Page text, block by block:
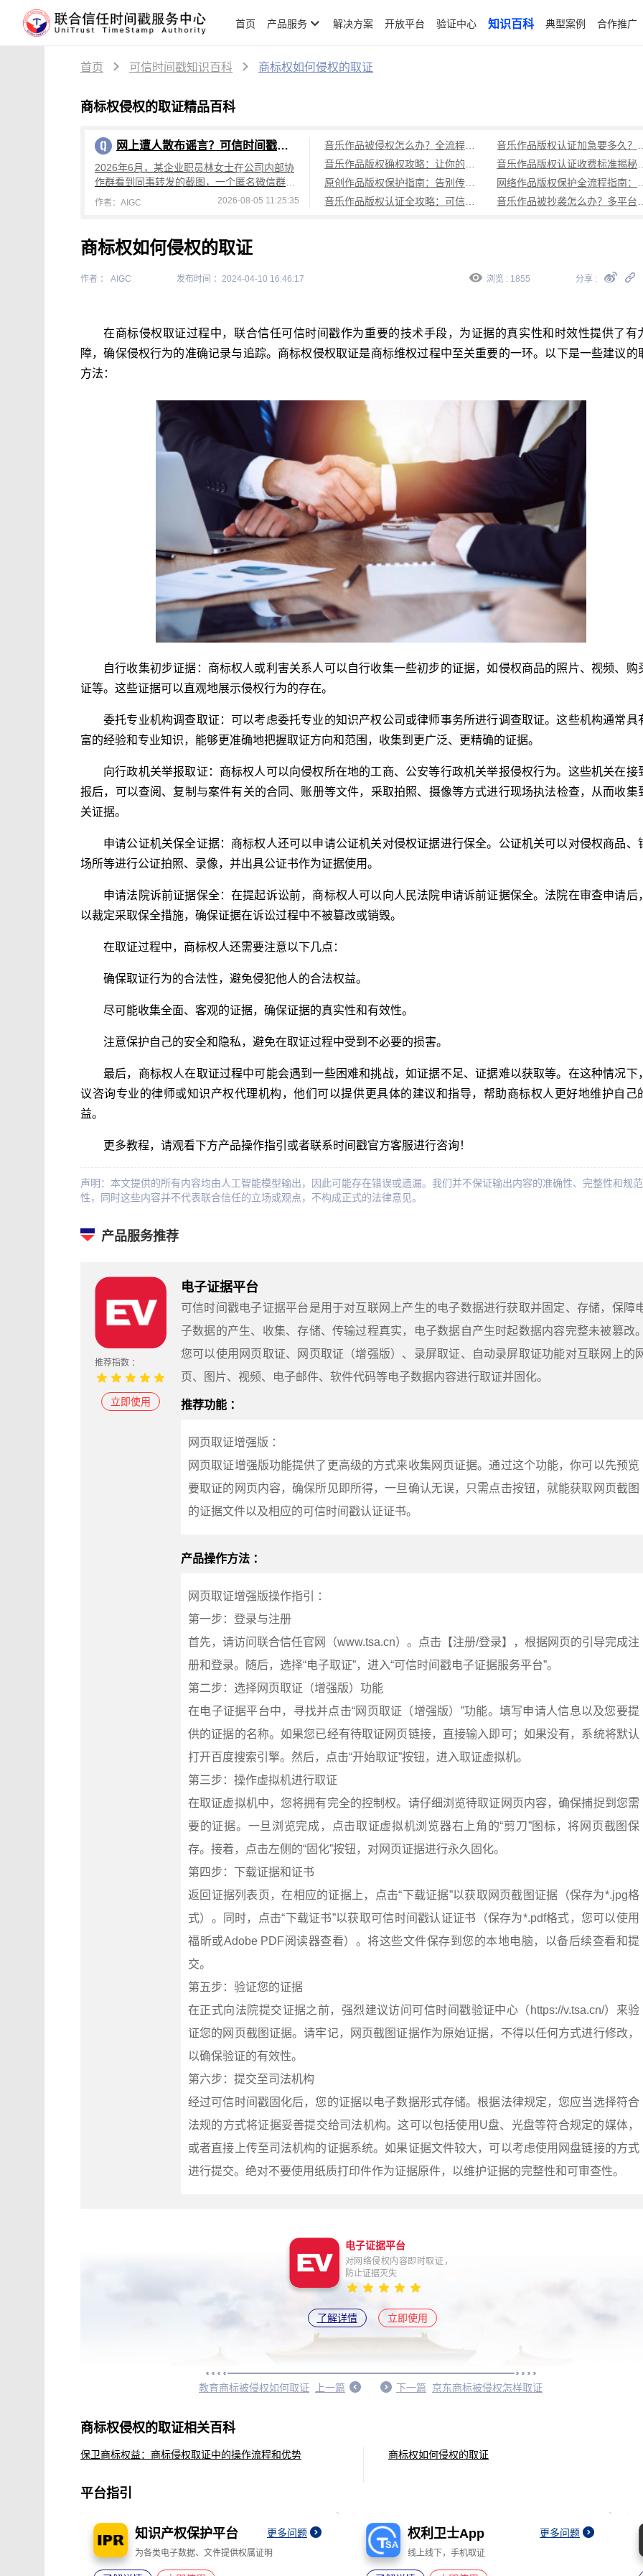
首页 产品服务 解决方案 开放平台 验证中心 知识百科 典型案例 合作推广
首页 可信时间戳知识百科 商标权如何侵权的取证
商标权侵权的取证精品百科
网上遭人散布谣言？可信时间戳权利卫士合法取证全攻略
2026年6月，某企业职员林女士在公司内部协
作群看到同事转发的截图，一个匿名微信群里
有人捏造她利用职务之便收受贿赂的谣言，附
作者：AIGC 2026-08-05 11:25:35
商标权如何侵权的取证
作者 ： AIGC 发布时间 ：2024-04-10 16:46:17 浏览 : 1855 分享 :
在商标侵权取证过程中，联合信任可信时间戳作为重要的技术手段，为证据的真实性和时效性提供了有
障，确保侵权行为的准确记录与追踪。商标权侵权取证是商标维权过程中至关重要的一环。以下是一些建议的
方法：
自行收集初步证据：商标权人或利害关系人可以自行收集一些初步的证据，如侵权商品的照片、视频、购
证等。这些证据可以直观地展示侵权行为的存在。
委托专业机构调查取证：可以考虑委托专业的知识产权公司或律师事务所进行调查取证。这些机构通常具
富的经验和专业知识，能够更准确地把握取证方向和范围，收集到更广泛、更精确的证据。
向行政机关举报取证：商标权人可以向侵权所在地的工商、公安等行政机关举报侵权行为。这些机关在接
报后，可以查阅、复制与案件有关的合同、账册等文件，采取拍照、摄像等方式进行现场执法检查，从而收集
关证据。
申请公证机关保全证据：商标权人还可以申请公证机关对侵权证据进行保全。公证机关可以对侵权商品、
场所等进行公证拍照、录像，并出具公证书作为证据使用。
申请法院诉前证据保全：在提起诉讼前，商标权人可以向人民法院申请诉前证据保全。法院在审查申请后
以裁定采取保全措施，确保证据在诉讼过程中不被篡改或销毁。
在取证过程中，商标权人还需要注意以下几点：
确保取证行为的合法性，避免侵犯他人的合法权益。
尽可能收集全面、客观的证据，确保证据的真实性和有效性。
注意保护自己的安全和隐私，避免在取证过程中受到不必要的损害。
最后，商标权人在取证过程中可能会遇到一些困难和挑战，如证据不足、证据难以获取等。在这种情况下
议咨询专业的律师或知识产权代理机构，他们可以提供更具体的建议和指导，帮助商标权人更好地维护自己
益。
更多教程，请观看下方产品操作指引或者联系时间戳官方客服进行咨询！
声明：本文提供的所有内容均由人工智能模型输出，因此可能存在错误或遗漏。我们并不保证输出内容的准确性、完整性和规范
性，同时这些内容并不代表联合信任的立场或观点，不构成正式的法律意见。
产品服务推荐
推荐指数 ：
立即使用
电子证据平台
可信时间戳电子证据平台是用于对互联网上产生的电子数据进行获取并固定、存储，保障
子数据的产生、收集、存储、传输过程真实，电子数据自产生时起数据内容完整未被篡改。
您可以使用网页取证、网页取证（增强版）、录屏取证、自动录屏取证功能对互联网上的
页、图片、视频、电子邮件、软件代码等电子数据内容进行取证并固化。
推荐功能 ：
网页取证增强版 ：
网页取证增强版功能提供了更高级的方式来收集网页证据。通过这个功能，你可以先预览
要取证的网页内容，确保所见即所得，一旦确认无误，只需点击按钮，就能获取网页截图
的证据文件以及相应的可信时间戳认证证书。
产品操作方法 ：
网页取证增强版操作指引 ：
第一步：登录与注册
首先，请访问联合信任官网（www.tsa.cn）。点击【注册/登录】，根据网页的引导完成注
册和登录。随后，选择“电子取证”，进入“可信时间戳电子证据服务平台”。
第二步：选择网页取证（增强版）功能
在电子证据平台中，寻找并点击“网页取证（增强版）”功能。填写申请人信息以及您要提
供的证据的名称。如果您已经有待取证网页链接，直接输入即可；如果没有，系统将默认
打开百度搜索引擎。然后，点击“开始取证”按钮，进入取证虚拟机。
第三步：操作虚拟机进行取证
在取证虚拟机中，您将拥有完全的控制权。请仔细浏览待取证网页内容，确保捕捉到您需
要的证据。一旦浏览完成，点击取证虚拟机浏览器右上角的“剪刀”图标，将网页截图保
存。接着，点击左侧的“固化”按钮，对网页证据进行永久固化。
第四步：下载证据和证书
返回证据列表页，在相应的证据上，点击“下载证据”以获取网页截图证据（保存为*.jpg格
式）。同时，点击“下载证书”以获取可信时间戳认证证书（保存为*.pdf格式，您可以使用
福昕或Adobe PDF阅读器查看）。将这些文件保存到您的本地电脑，以备后续查看和提
交。
第五步：验证您的证据
在正式向法院提交证据之前，强烈建议访问可信时间戳验证中心（https://v.tsa.cn/）来验
证您的网页截图证据。请牢记，网页截图证据作为原始证据，不得以任何方式进行修改，
以确保验证的有效性。
第六步：提交至司法机构
经过可信时间戳固化后，您的证据以电子数据形式存储。根据法律规定，您应当选择符合
法规的方式将证据妥善提交给司法机构。这可以包括使用U盘、光盘等符合规定的媒体，
或者直接上传至司法机构的证据系统。如果证据文件较大，可以考虑使用网盘链接的方式
进行提交。绝对不要使用纸质打印件作为证据原件，以维护证据的完整性和可审查性。
电子证据平台
对网络侵权内容即时取证，
防止证据灭失
了解详情 立即使用
教育商标被侵权如何取证 上一篇 下一篇 京东商标被侵权怎样取证
商标权侵权的取证相关百科
保卫商标权益：商标侵权取证中的操作流程和优势 商标权如何侵权的取证
平台指引
知识产权保护平台 更多问题
为各类电子数据、文件提供权属证明
权利卫士App 更多问题
线上线下，手机取证